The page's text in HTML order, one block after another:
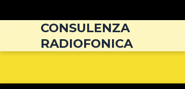
CONSULENZA
RADIOFONICA
articoli